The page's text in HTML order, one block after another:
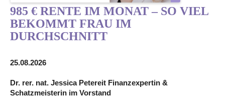
985 € RENTE IM MONAT – SO VIEL
BEKOMMT FRAU IM
DURCHSCHNITT
25.08.2026
Dr. rer. nat. Jessica Petereit Finanzexpertin &
Schatzmeisterin im Vorstand